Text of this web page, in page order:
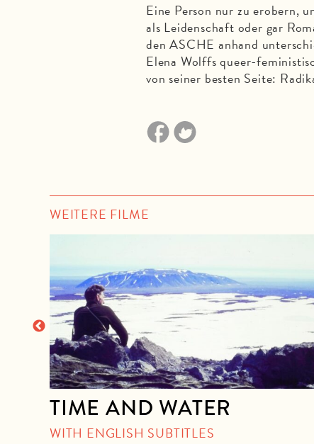
Eine Person nur zu erobern,
als Leidenschaft oder gar
den ASCHE anhand
Elena Wolffs queer-
von seiner besten Seite:
WEITERE FILME
TIME AND WATER
WITH ENGLISH SUBTITLES